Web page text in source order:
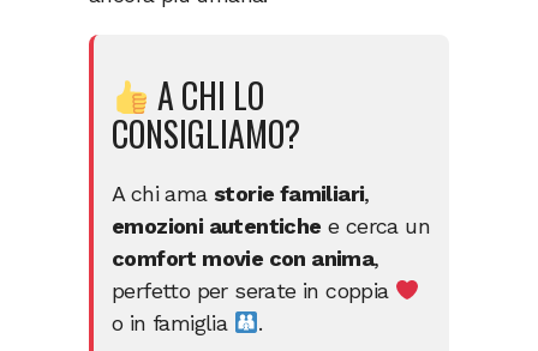
A CHI LO
CONSIGLIAMO?
A chi ama storie familiari,
emozioni autentiche e cerca un
comfort movie con anima,
perfetto per serate in coppia
o in famiglia
.